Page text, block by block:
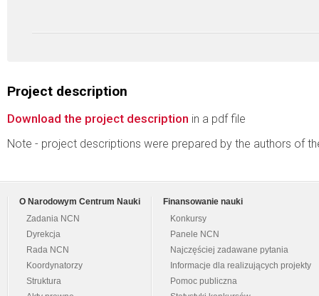
Project description
Download the project description in a pdf file
Note - project descriptions were prepared by the authors of
O Narodowym Centrum Nauki
Zadania NCN
Dyrekcja
Rada NCN
Koordynatorzy
Struktura
Finansowanie nauki
Konkursy
Panele NCN
Najczęściej zadawane pytania
Informacje dla realizujących projekty
Pomoc publiczna